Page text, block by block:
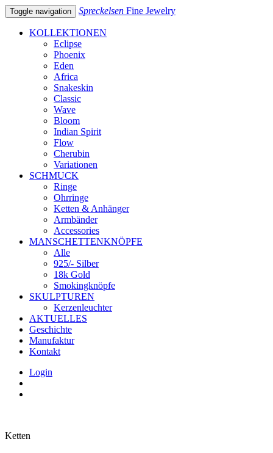
Toggle navigation Spreckelsen Fine Jewelry
KOLLEKTIONEN
Eclipse
Phoenix
Eden
Africa
Snakeskin
Classic
Wave
Bloom
Indian Spirit
Flow
Cherubin
Variationen
SCHMUCK
Ringe
Ohrringe
Ketten & Anhänger
Armbänder
Accessories
MANSCHETTENKNÖPFE
Alle
925/- Silber
18k Gold
Smokingknöpfe
SKULPTUREN
Kerzenleuchter
AKTUELLES
Geschichte
Manufaktur
Kontakt
Login
Ketten